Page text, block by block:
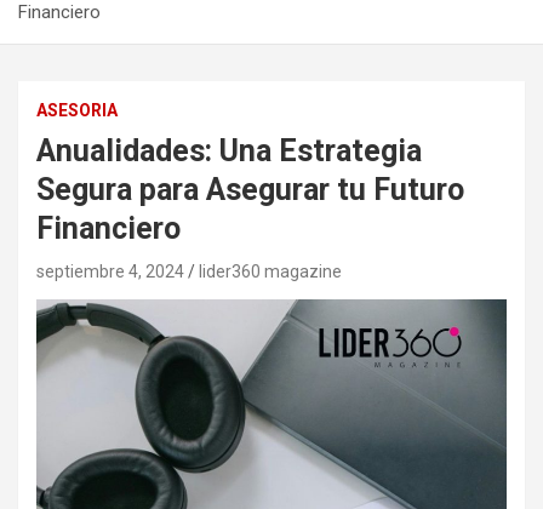
Financiero
ASESORIA
Anualidades: Una Estrategia
Segura para Asegurar tu Futuro
Financiero
septiembre 4, 2024 lider360 magazine